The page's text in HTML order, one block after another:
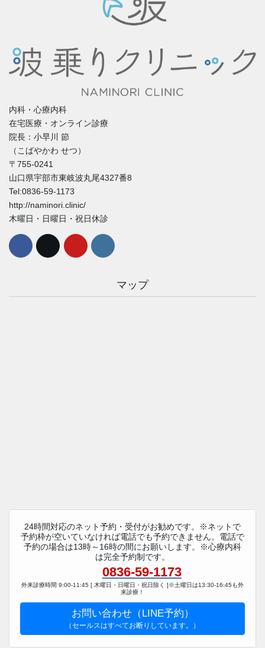
内科・心療内科
在宅医療・オンライン診療
院長：小早川 節
（こばやかわ せつ）
〒755-0241
山口県宇部市東岐波丸尾4327番8
Tel:0836-59-1173
http://naminori.clinic/
木曜日・日曜日・祝日休診
マップ
24時間対応のネット予約・受付がお勧めです。※ネットで
予約枠が空いていなければ電話でも予約できません。電話で
予約の場合は13時～16時の間にお願いします。※心療内科
は完全予約制です。
0836-59-1173
外来診療時間 9:00-11:45 [ 木曜日・日曜日・祝日除く ]※土曜日は13:30-16:45も外
来診療！
お問い合わせ（LINE予約）
（セールスはすべてお断りしています。）